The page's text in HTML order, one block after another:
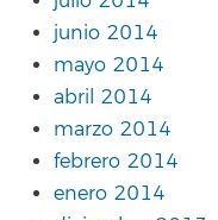
junio 2014
mayo 2014
abril 2014
marzo 2014
febrero 2014
enero 2014